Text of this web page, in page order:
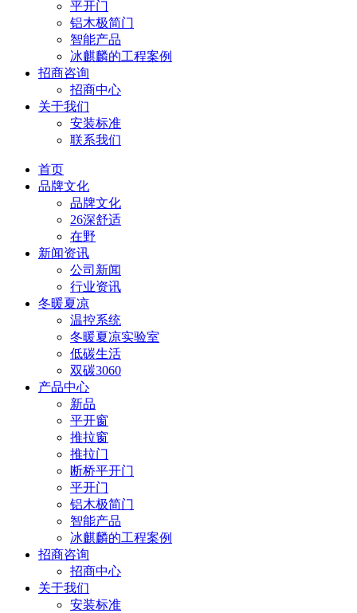
平开门
铝木极简门
智能产品
冰麒麟的工程案例
招商咨询
招商中心
关于我们
安装标准
联系我们
首页
品牌文化
品牌文化
26深舒适
在野
新闻资讯
公司新闻
行业资讯
冬暖夏凉
温控系统
冬暖夏凉实验室
低碳生活
双碳3060
产品中心
新品
平开窗
推拉窗
推拉门
断桥平开门
平开门
铝木极简门
智能产品
冰麒麟的工程案例
招商咨询
招商中心
关于我们
安装标准